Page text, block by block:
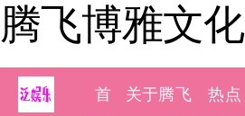
腾飞博雅文化
首
关于腾飞
热点